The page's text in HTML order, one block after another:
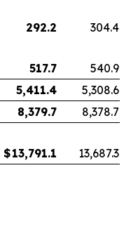
292.2
304.4
517.7
540.9
5,411.4
5,308.6
8,379.7
8,378.7
$13,791.1 13,687.3